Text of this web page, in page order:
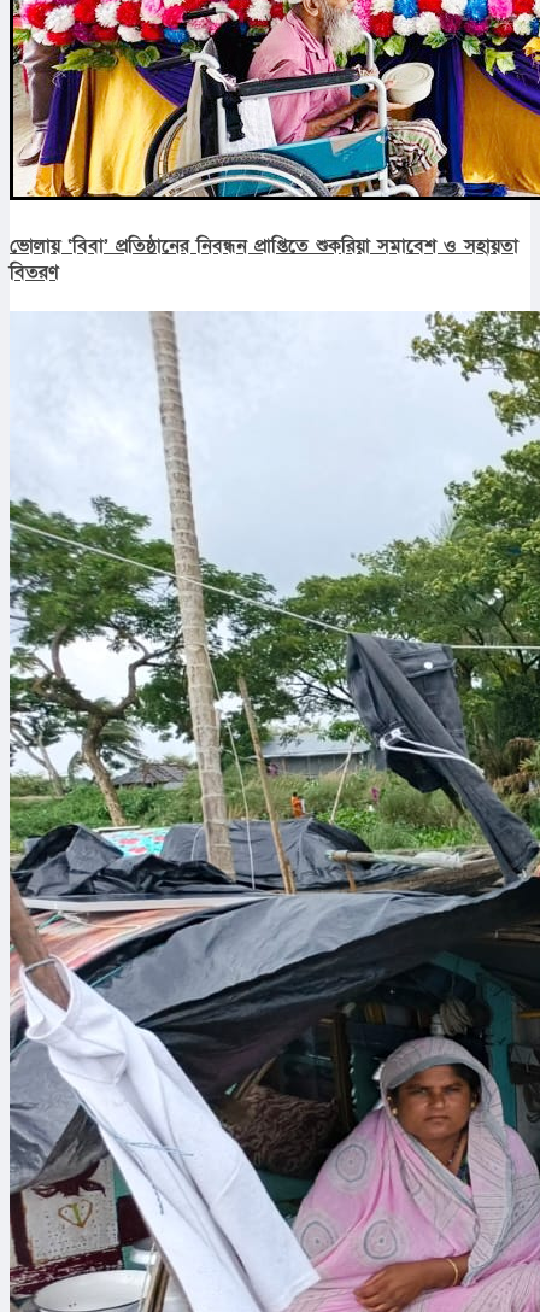
ভোলায় ‘বিবা’ প্রতিষ্ঠানের নিবন্ধন প্রাপ্তিতে শুকরিয়া সমাবেশ ও সহায়তা
বিতরণ